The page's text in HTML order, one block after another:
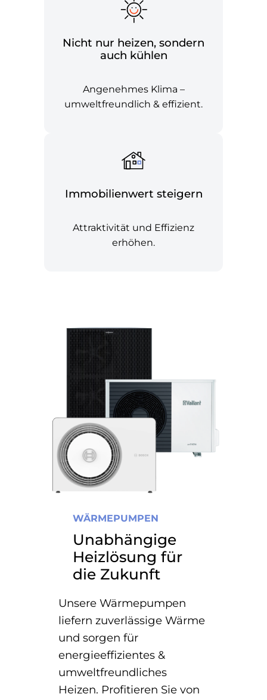
Nicht nur heizen, sondern
auch kühlen
Angenehmes Klima –
umweltfreundlich & effizient.
Immobilienwert steigern
Attraktivität und Effizienz
erhöhen.
WÄRMEPUMPEN
Unabhängige
Heizlösung für
die Zukunft
Unsere Wärmepumpen
liefern zuverlässige Wärme
und sorgen für
energieeffizientes &
umweltfreundliches
Heizen. Profitieren Sie von